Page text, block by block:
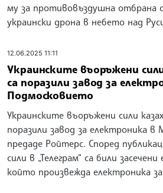
му за противовъздушна отбрана
украински дрона в небето над
12.06.2025 11:11
Украинските въоръжени
са поразили завод за
Подмосковието
Украинските въоръжени сили
поразили завод за електроника в
предаде Ройтерс. Според
сили в „Телеграм“ са били
който произвежда електроника за